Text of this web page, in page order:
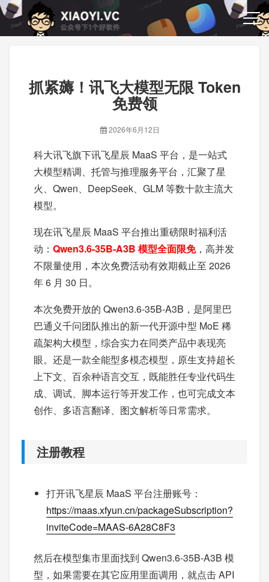
抓紧薅！讯飞大模型无限 Token
免费领
2026年6月12日
科大讯飞旗下讯飞星辰 MaaS 平台，是一站式
大模型精调、托管与推理服务平台，汇聚了星
火、Qwen、DeepSeek、GLM 等数十款主流大
模型。
现在讯飞星辰 MaaS 平台推出重磅限时福利活
动： Qwen3.6-35B-A3B 模型全面限免，高并发
不限量使用，本次免费活动有效期截止至 2026
年 6 月 30 日。
本次免费开放的 Qwen3.6-35B-A3B，是阿里巴
巴通义千问团队推出的新一代开源中型 MoE 稀
疏架构大模型，综合实力在同类产品中表现亮
眼。还是一款全能型多模态模型，原生支持超长
上下文、百余种语言交互，既能胜任专业代码生
成、调试、脚本运行等开发工作，也可完成文本
创作、多语言翻译、图文解析等日常需求。
注册教程
打开讯飞星辰 MaaS 平台注册账号：
https://maas.xfyun.cn/packageSubscription?
inviteCode=MAAS-6A28C8F3
然后在模型集市里面找到 Qwen3.6-35B-A3B 模
型，如果需要在其它应用里面调用，就点击 API